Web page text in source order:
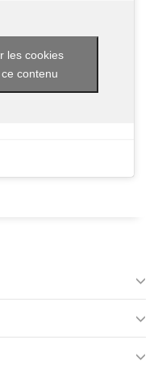
les cookies
contenu